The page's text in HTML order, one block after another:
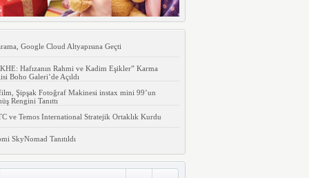
Google Cloud Altyapısına Geçti
Hafızanın Rahmi ve Kadim Eşikler” Karma
Boho Galeri’de Açıldı
Şipşak Fotoğraf Makinesi instax mini 99’un
Rengini Tanıttı
ve Temos International Stratejik Ortaklık Kurdu
SkyNomad Tanıtıldı